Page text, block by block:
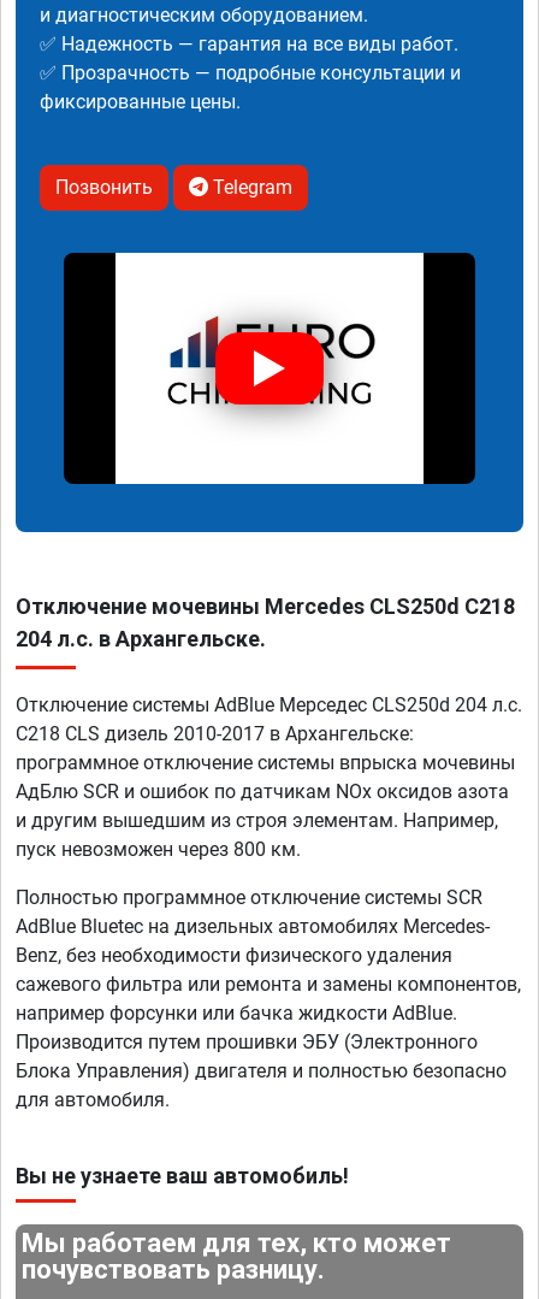
и диагностическим оборудованием.
✅ Надежность — гарантия на все виды работ.
✅ Прозрачность — подробные консультации и
фиксированные цены.
Позвонить Telegram
Отключение мочевины Mercedes CLS250d C218
204 л.с. в Архангельске.
Отключение системы AdBlue Мерседес CLS250d 204 л.с.
C218 CLS дизель 2010-2017 в Архангельске:
программное отключение системы впрыска мочевины
АдБлю SCR и ошибок по датчикам NOx оксидов азота
и другим вышедшим из строя элементам. Например,
пуск невозможен через 800 км.
Полностью программное отключение системы SCR
AdBlue Bluetec на дизельных автомобилях Mercedes-
Benz, без необходимости физического удаления
сажевого фильтра или ремонта и замены компонентов,
например форсунки или бачка жидкости AdBlue.
Производится путем прошивки ЭБУ (Электронного
Блока Управления) двигателя и полностью безопасно
для автомобиля.
Вы не узнаете ваш автомобиль!
Мы работаем для тех, кто может
почувствовать разницу.